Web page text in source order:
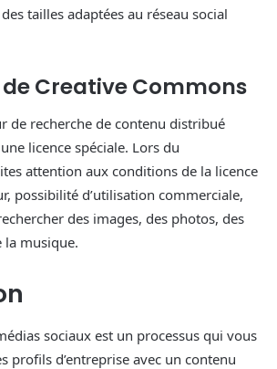
tailles adaptées au réseau social
Creative Commons
de recherche de contenu distribué
licence spéciale. Lors du
attention aux conditions de la licence
possibilité d’utilisation commerciale,
des images, des photos, des
la musique.
sociaux est un processus qui vous
profils d’entreprise avec un contenu